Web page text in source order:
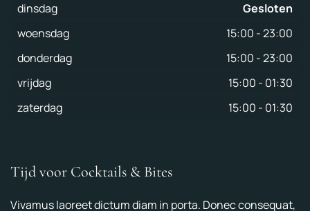
dinsdag
Gesloten
woensdag
15:00 -23:00
donderdag
15:00 -23:00
vrijdag
15:00 - 01:30
zaterdag
15:00 - 01:30
Tijd voor Cocktails & Bites
Vivamus laoreet dictum diam in porta. Donec consequat,